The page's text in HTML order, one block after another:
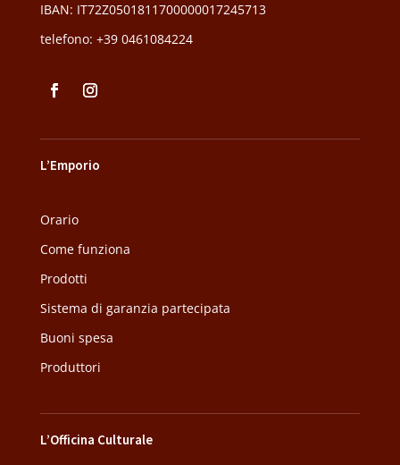
IBAN: IT72Z0501811700000017245713
telefono: +39 0461084224
L’Emporio
Orario
Come funziona
Prodotti
Sistema di garanzia partecipata
Buoni spesa
Produttori
L’Officina Culturale